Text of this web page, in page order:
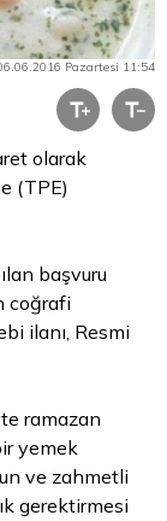
Pazartesi 11:54
olarak
(TPE)
başvuru
coğrafi
ilanı, Resmi
ramazan
yemek
ve zahmetli
gerektirmesi